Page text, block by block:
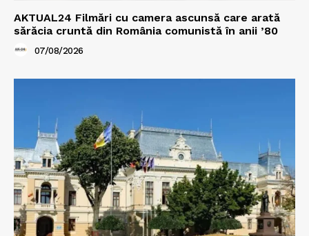
AKTUAL24 Filmări cu camera ascunsă care arată
sărăcia cruntă din România comunistă în anii ’80
07/08/2026